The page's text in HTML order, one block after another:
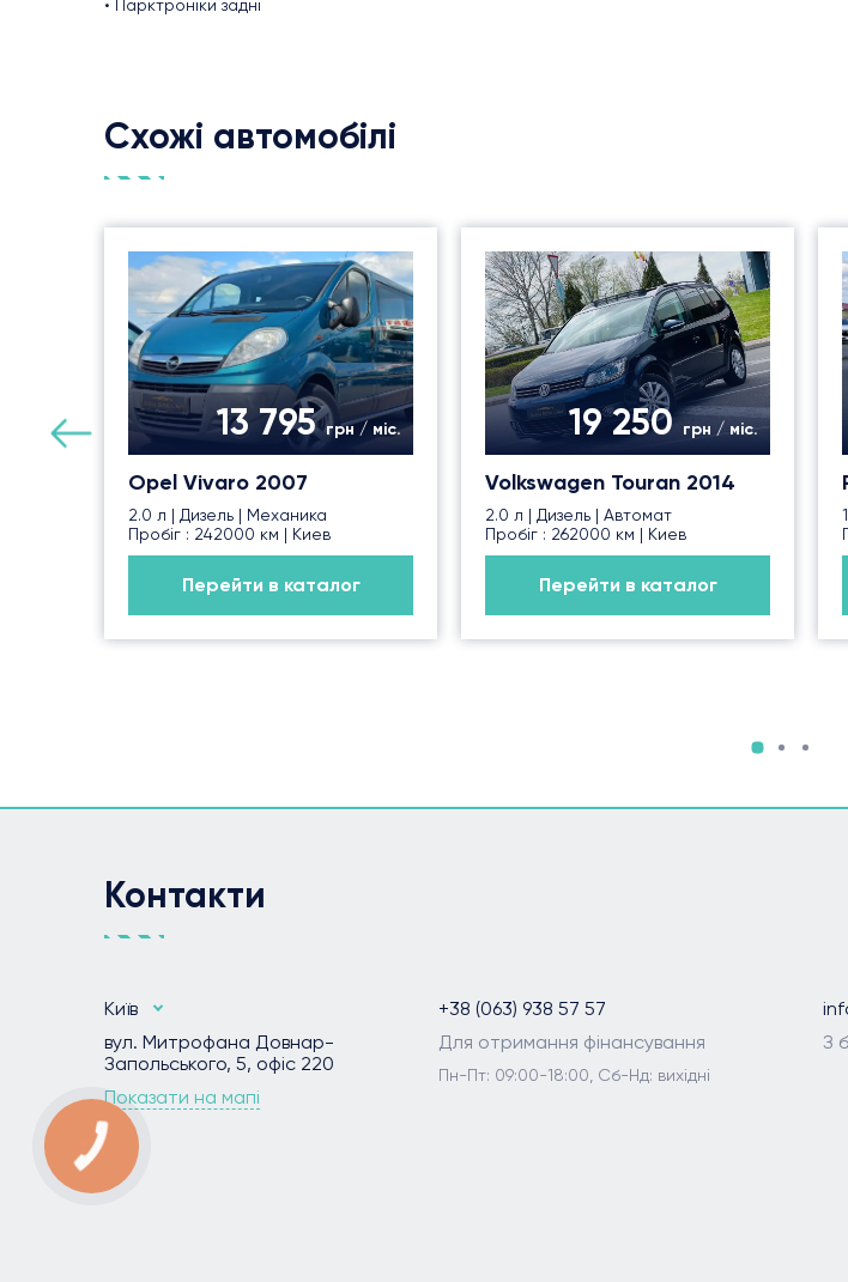
• Парктроніки задні
Схожі автомобілі
13 795грн / міс.
Opel Vivaro 2007
2.0 л | Дизель | Механика
Пробіг : 242000 км | Киев
Перейти в каталог
19 250грн / міс.
Volkswagen Touran 2014
2.0 л | Дизель | Автомат
Пробіг : 262000 км | Киев
Перейти в каталог
Контакти
Київ
вул. Митрофана Довнар-
Запольського, 5, офіс 220
Показати на мапі
+38 (063) 938 57 57
Для отримання фінансування
Пн-Пт: 09:00-18:00, Сб-Нд: вихідні
З